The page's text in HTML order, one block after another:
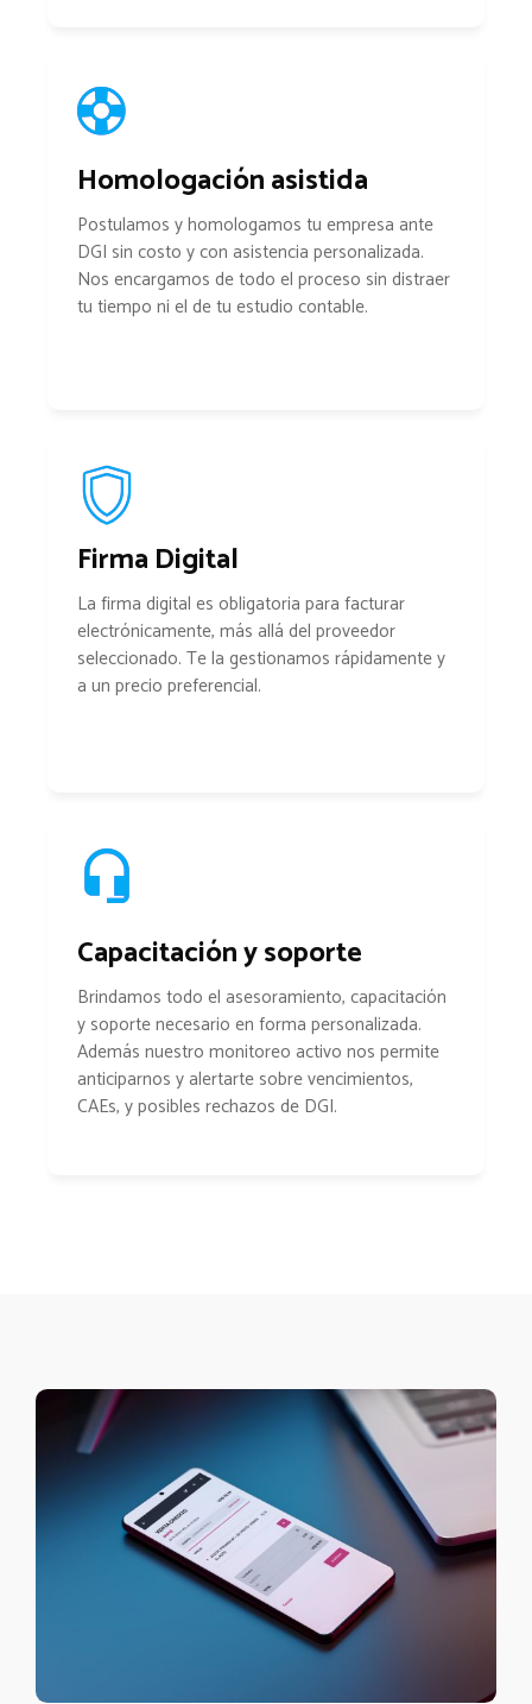
Homologación asistida
Postulamos y homologamos tu empresa ante
DGI sin costo y con asistencia personalizada.
Nos encargamos de todo el proceso sin distraer
tu tiempo ni el de tu estudio contable.
Firma Digital
La firma digital es obligatoria para facturar
electrónicamente, más allá del proveedor
seleccionado. Te la gestionamos rápidamente y
a un precio preferencial.
Capacitación y soporte
Brindamos todo el asesoramiento, capacitación
y soporte necesario en forma personalizada.
Además nuestro monitoreo activo nos permite
anticiparnos y alertarte sobre vencimientos,
CAEs, y posibles rechazos de DGI.